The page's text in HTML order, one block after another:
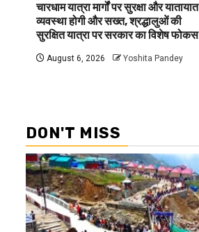
चारधाम यात्रा मार्गों पर सुरक्षा और यातायात
व्यवस्था होगी और सख्त, श्रद्धालुओं की
सुरक्षित यात्रा पर सरकार का विशेष फोकस
August 6, 2026 Yoshita Pandey
DON'T MISS